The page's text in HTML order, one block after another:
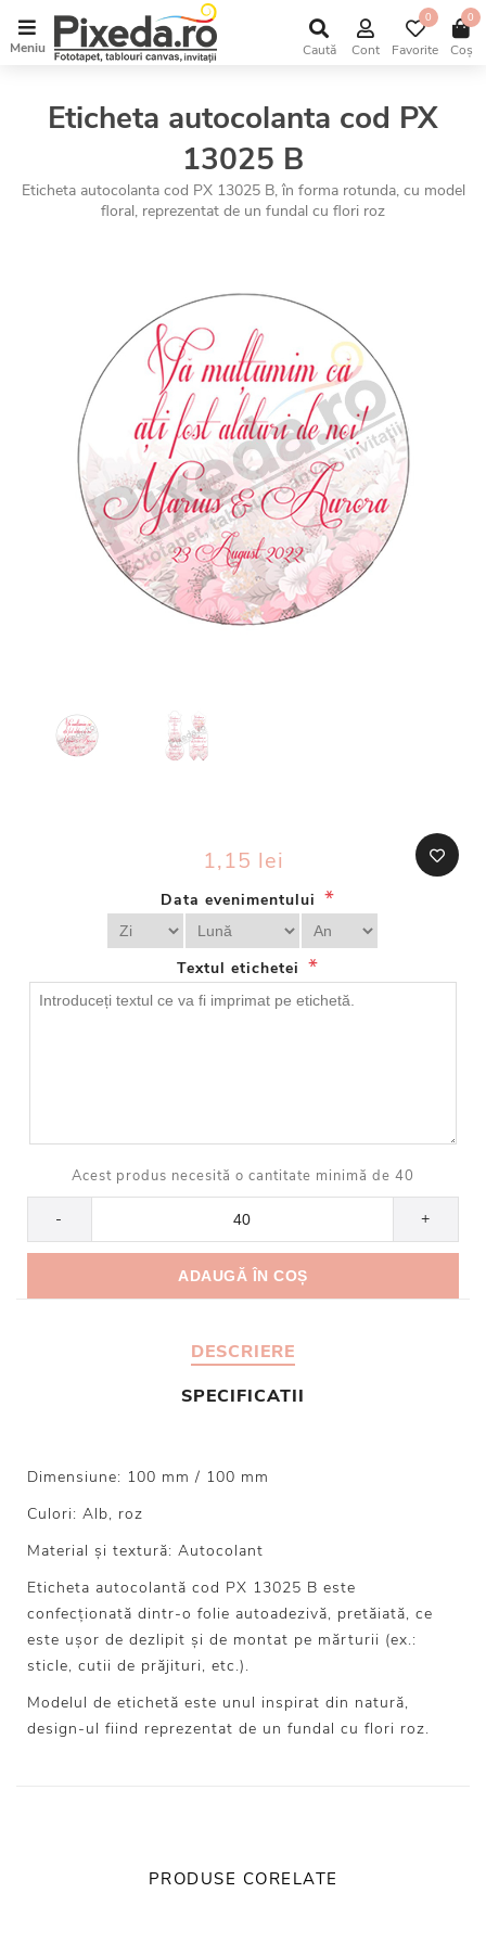
Meniu Caută Cont Favorite
0
Coș
0
Eticheta autocolanta cod PX
13025 B
Eticheta autocolanta cod PX 13025 B, în forma rotunda, cu model
floral, reprezentat de un fundal cu flori roz
1,15 lei
Data evenimentului *
Textul etichetei *
Acest produs necesită o cantitate minimă de 40
- +
DESCRIERE
SPECIFICATII
Dimensiune: 100 mm / 100 mm
Culori: Alb, roz
Material și textură: Autocolant
Eticheta autocolantă cod PX 13025 B este
confecționată dintr-o folie autoadezivă, pretăiată, ce
este ușor de dezlipit și de montat pe mărturii (ex.:
sticle, cutii de prăjituri, etc.).
Modelul de etichetă este unul inspirat din natură,
design-ul fiind reprezentat de un fundal cu flori roz.
PRODUSE CORELATE